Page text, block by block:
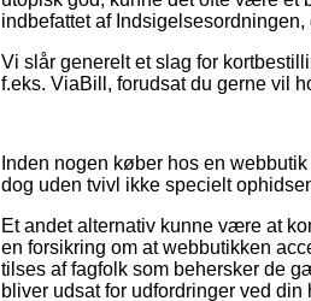
indbefattet af
Vi slår generelt et slag for
f.eks. ViaBill, forudsat du gerne vil
Inden nogen køber hos en
dog uden tvivl ikke specielt
Et andet alternativ kunne være at
en forsikring om at webbutikken
tilses af fagfolk som behersker de
bliver udsat for udfordringer ved din